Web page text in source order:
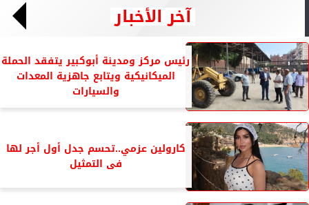
آخر الأخبار
رئيس مركز ومدينة أبوكبير يتفقد الحملة
الميكانيكية ويتابع جاهزية المعدات
والسيارات
كارولين عزمي..تحسم جدل أول أجر لها
فى التمثيل